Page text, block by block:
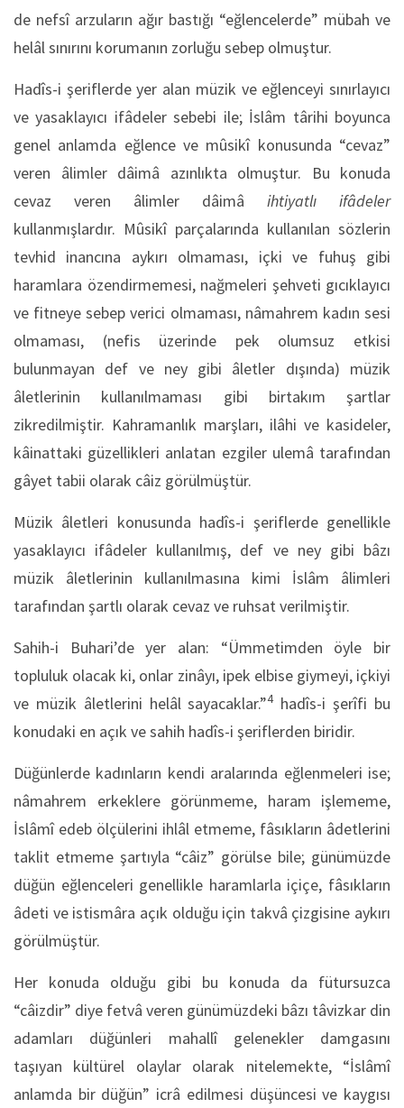
de nefsî arzuların ağır bastığı “eğlencelerde” mübah ve
helâl sınırını korumanın zorluğu sebep olmuştur.
Hadîs-i şeriflerde yer alan müzik ve eğlenceyi sınırlayıcı
ve yasaklayıcı ifâdeler sebebi ile; İslâm târihi boyunca
genel anlamda eğlence ve mûsikî konusunda “cevaz”
veren âlimler dâimâ azınlıkta olmuştur. Bu konuda
cevaz veren âlimler dâimâ ihtiyatlı ifâdeler
kullanmışlardır. Mûsikî parçalarında kullanılan sözlerin
tevhid inancına aykırı olmaması, içki ve fuhuş gibi
haramlara özendirmemesi, nağmeleri şehveti gıcıklayıcı
ve fitneye sebep verici olmaması, nâmahrem kadın sesi
olmaması, (nefis üzerinde pek olumsuz etkisi
bulunmayan def ve ney gibi âletler dışında) müzik
âletlerinin kullanılmaması gibi birtakım şartlar
zikredilmiştir. Kahramanlık marşları, ilâhi ve kasideler,
kâinattaki güzellikleri anlatan ezgiler ulemâ tarafından
gâyet tabii olarak câiz görülmüştür.
Müzik âletleri konusunda hadîs-i şeriflerde genellikle
yasaklayıcı ifâdeler kullanılmış, def ve ney gibi bâzı
müzik âletlerinin kullanılmasına kimi İslâm âlimleri
tarafından şartlı olarak cevaz ve ruhsat verilmiştir.
Sahih-i Buhari’de yer alan: “Ümmetimden öyle bir
topluluk olacak ki, onlar zinâyı, ipek elbise giymeyi, içkiyi
ve müzik âletlerini helâl sayacaklar.”4hadîs-i şerîfi bu
konudaki en açık ve sahih hadîs-i şeriflerden biridir.
Düğünlerde kadınların kendi aralarında eğlenmeleri ise;
nâmahrem erkeklere görünmeme, haram işlememe,
İslâmî edeb ölçülerini ihlâl etmeme, fâsıkların âdetlerini
taklit etmeme şartıyla “câiz” görülse bile; günümüzde
düğün eğlenceleri genellikle haramlarla içiçe, fâsıkların
âdeti ve istismâra açık olduğu için takvâ çizgisine aykırı
görülmüştür.
Her konuda olduğu gibi bu konuda da fütursuzca
“câizdir” diye fetvâ veren günümüzdeki bâzı tâvizkar din
adamları düğünleri mahallî gelenekler damgasını
taşıyan kültürel olaylar olarak nitelemekte, “İslâmî
anlamda bir düğün” icrâ edilmesi düşüncesi ve kaygısı